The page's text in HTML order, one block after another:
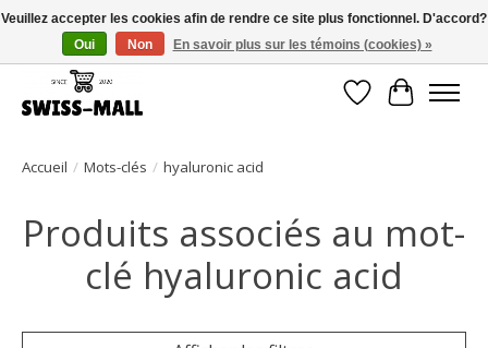
Livraison gratuite dès CHF 250 – livrée avec soin et fiabilité
Liste dePanier
Accueil / Mots-clés / hyaluronic acid
Produits associés au mot-
clé hyaluronic acid
Veuillez accepter les cookies afin de rendre ce site plus fonctionnel. D'accord?
Oui
Non En savoir plus sur les témoins (cookies) »